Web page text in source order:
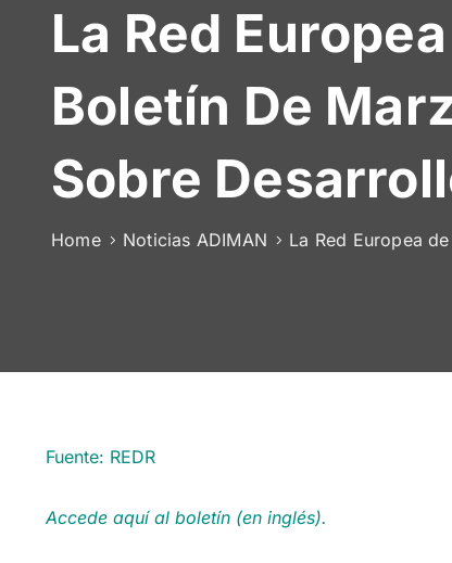
La Red
Boletín De
Sobre
Home Noticias ADIMAN La Red Europea
Fuente: REDR
Accede aquí al boletín (en inglés).